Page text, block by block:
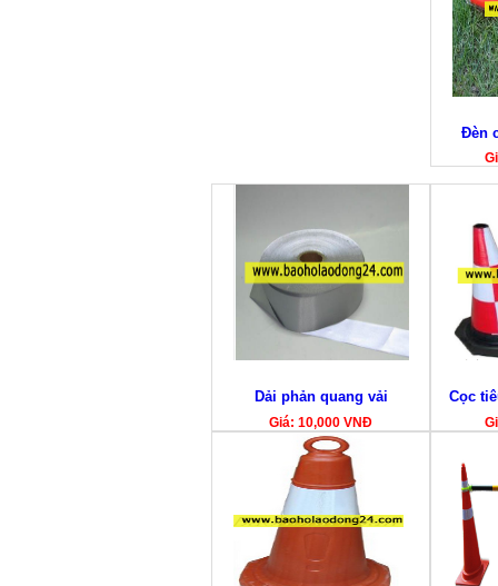
Đèn
Dải phản quang vải
Giá: 10,000 VNĐ
Cọc